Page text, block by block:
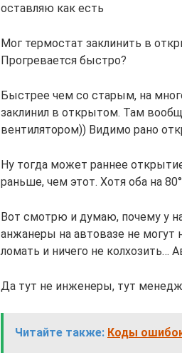
оставляю как есть
Мог термостат заклинить в
Прогревается быстро?
Быстрее чем со старым, на
заклинил в открытом. Там
вентилятором)) Видимо рано
Ну тогда может раннее
раньше, чем этот. Хотя оба на 80°
Вот смотрю и думаю, почему у
анжанеры на автовазе не могут
ломать и ничего не колхозить…
Да тут не инженеры, тут
Читайте также: Коды